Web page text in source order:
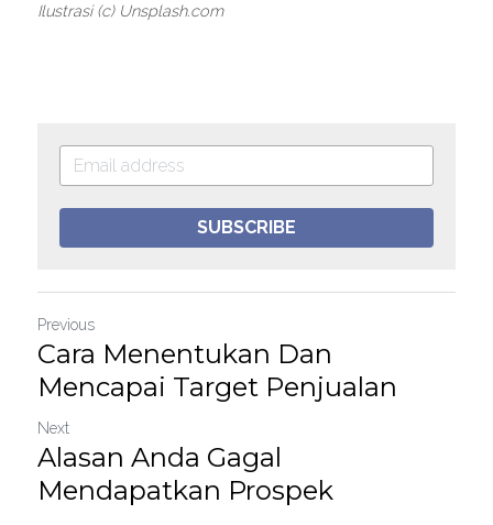
Ilustrasi (c) Unsplash.com
SUBSCRIBE
Previous
Cara Menentukan Dan
Mencapai Target Penjualan
Next
Alasan Anda Gagal
Mendapatkan Prospek